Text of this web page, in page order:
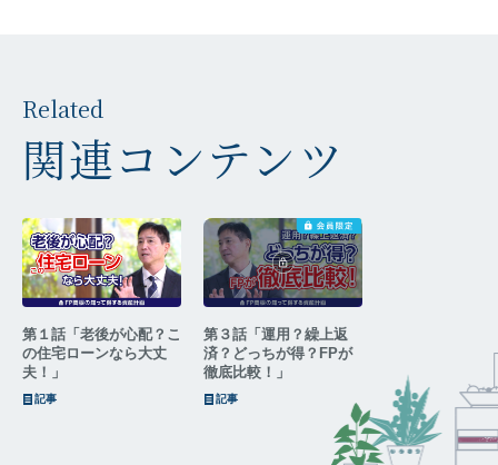
Related
関連コンテンツ
第１話「老後が心配？こ
の住宅ローンなら大丈
夫！」
記事
第３話「運用？繰上返
済？どっちが得？FPが
徹底比較！」
記事